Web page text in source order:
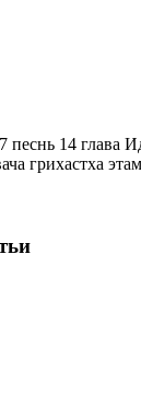
14 глава
грихастха